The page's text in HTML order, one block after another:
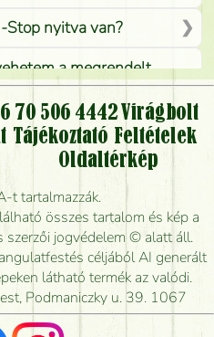
nyitva van?
a megrendelt
kiszállítással
rendelni?
úgy, hogy még ma
elkészíteni a csokrot, és
kiszállítani?
van önöknél?
70 506 4442Virágbolt
Tájékoztató Feltételek
Oldaltérkép
t tartalmazzák.
összes tartalom és kép a
jogvédelem © alatt áll.
céljából AI generált
látható termék az valódi.
Podmaniczky u. 39. 1067